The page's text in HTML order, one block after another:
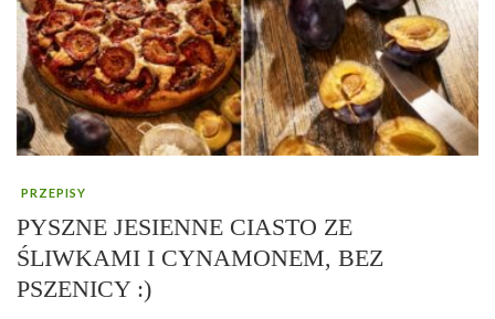
PRZEPISY
PYSZNE JESIENNE CIASTO ZE
ŚLIWKAMI I CYNAMONEM, BEZ
PSZENICY :)